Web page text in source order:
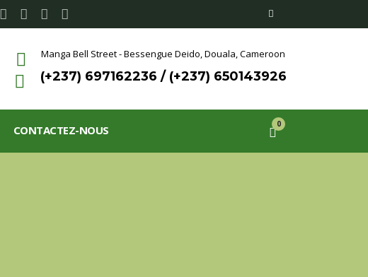
Manga Bell Street - Bessengue Deido,Douala, Cameroon
(+237) 697162236 / (+237) 650143926
CONTACTEZ-NOUS 0